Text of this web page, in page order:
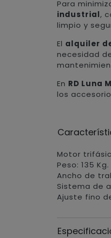
Para
industrial,
limpio y
El alquiler
necesidad
En RD Luna
los
Motor
Peso: 135 Kg.
Ancho de
Sistema de
Ajuste fino